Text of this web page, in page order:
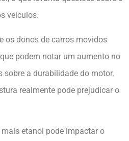
veículos.
os donos de carros movidos
podem notar um aumento no
a durabilidade do motor.
realmente pode prejudicar o
etanol pode impactar o